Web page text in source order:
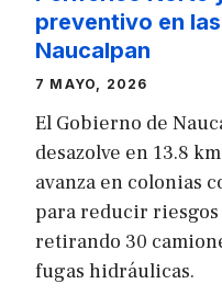
preventivo en
Naucalpan
7 MAYO, 2026
El Gobierno de
desazolve en 13.8
avanza en colonias
para reducir
retirando 30
fugas hidráulicas.